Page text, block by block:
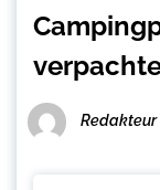
Redakteur